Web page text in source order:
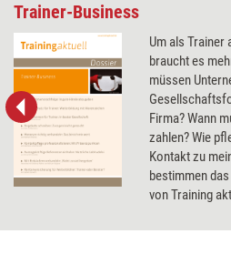
Trainer-Business
Um als
braucht es
müssen
Firma? Wann
zahlen? Wie
Kontakt zu
bestimmen
von Training
Business, u.a.